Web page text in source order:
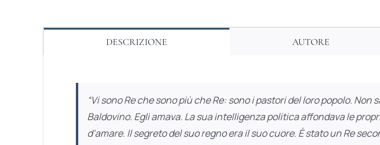
DESCRIZIONE AUTORE
“Vi sono Re che sono più che Re: sono i pastori del loro popolo.
Baldovino. Egli amava. La sua intelligenza politica affondava le
d’amare. Il segreto del suo regno era il suo cuore. È stato un Re